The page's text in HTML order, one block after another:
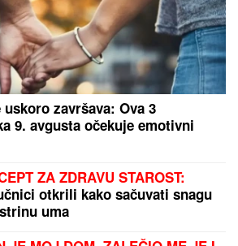
POTPUNO POSVEĆEN
Dragičević objavio fotografiju
slika i prilika